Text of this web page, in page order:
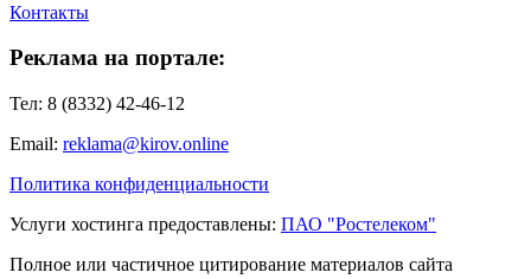
Контакты
Реклама на портале:
Тел: 8 (8332) 42-46-12
Email: reklama@kirov.online
Политика конфиденциальности
Услуги хостинга предоставлены: ПАО "Ростелеком"
Полное или частичное цитирование материалов сайта